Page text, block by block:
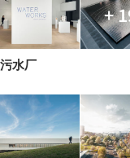
+
污水厂